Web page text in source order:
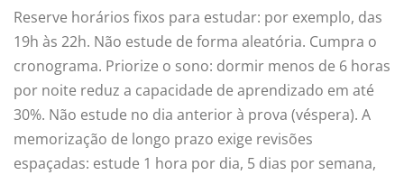
Reserve horários fixos para estudar: por exemplo, das
19h às 22h. Não estude de forma aleatória. Cumpra o
cronograma. Priorize o sono: dormir menos de 6 horas
por noite reduz a capacidade de aprendizado em até
30%. Não estude no dia anterior à prova (véspera). A
memorização de longo prazo exige revisões
espaçadas: estude 1 hora por dia, 5 dias por semana,